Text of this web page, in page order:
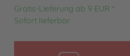
Gratis-Lieferung ab 9 EUR *
Sofort lieferbar